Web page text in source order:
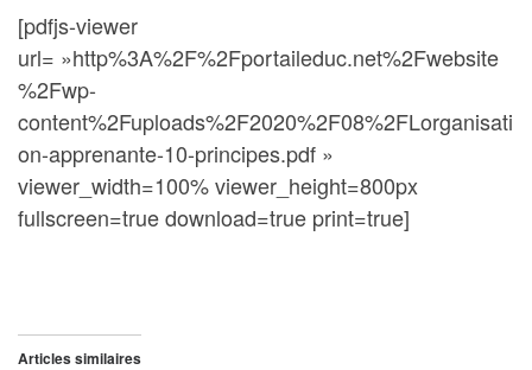
[pdfjs-viewer
url= »http%3A%2F%2Fportaileduc.net%2Fwebsite
%2Fwp-
content%2Fuploads%2F2020%2F08%2FLorganisati
on-apprenante-10-principes.pdf »
viewer_width=100% viewer_height=800px
fullscreen=true download=true print=true]
Articles similaires